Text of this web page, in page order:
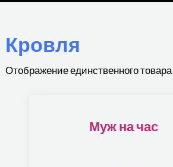
Кровля
Отображение единственного товара
Муж на час